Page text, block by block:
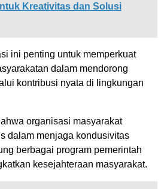
Kreativitas dan Solusi
ini penting untuk memperkuat
dalam mendorong
kontribusi nyata di lingkungan
organisasi masyarakat
dalam menjaga kondusivitas
berbagai program pemerintah
kesejahteraan masyarakat.